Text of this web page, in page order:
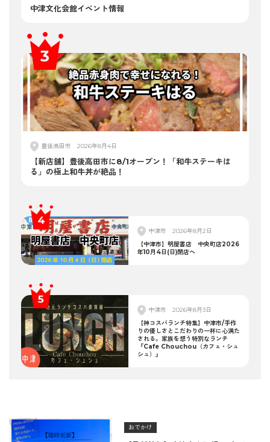
中津文化会館イベント情報
豊後高田市 2026年8月4日
【新店舗】豊後高田市に8/1オープン！「和牛ステーキは
る」の極上和牛丼が絶品！
中津市
2026年8月2日
【中津市】明屋書店 中央町店2026
年10月4日(日)閉店へ
中津市
2026年8月3日
【神コスパランチ特集】中津市/手作
りの優しさとこだわりの一杯に心満た
される。家族を想う特別なランチ
『Cafe Chouchou（カフェ・シュ
シュ）』
おでかけ